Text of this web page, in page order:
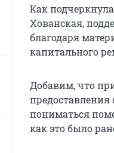
Как
Хованская,
благодаря
капитального
Добавим, что
пониматься
как это было